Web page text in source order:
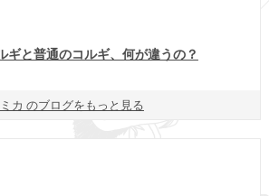
ギと普通のコルギ、何が違うの？
カ のブログをもっと見る